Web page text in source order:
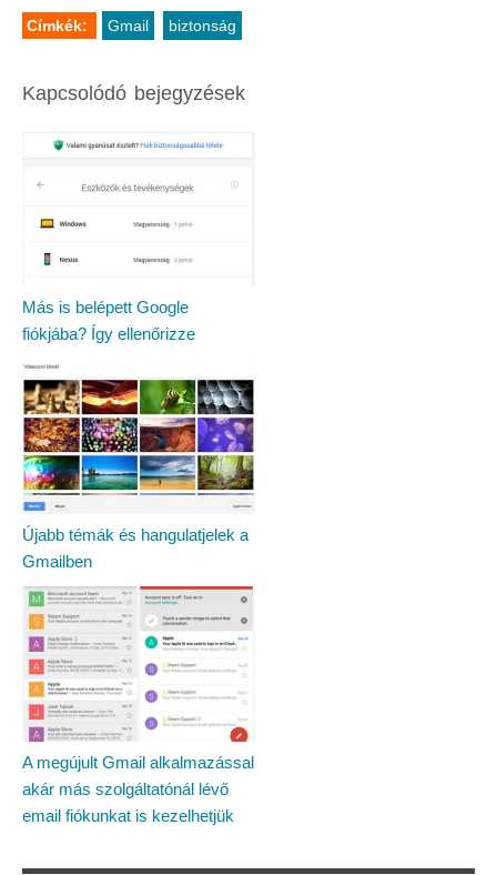
Címkék: Gmail biztonság
Kapcsolódó bejegyzések
Más is belépett Google
fiókjába? Így ellenőrizze
Újabb témák és hangulatjelek a
Gmailben
A megújult Gmail alkalmazással
akár más szolgáltatónál lévő
email fiókunkat is kezelhetjük